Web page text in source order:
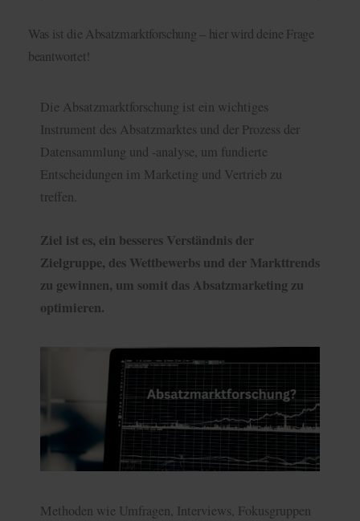
Was ist die Absatzmarktforschung – hier wird deine Frage
beantwortet!
Die Absatzmarktforschung ist ein wichtiges
Instrument des Absatzmarktes und der Prozess der
Datensammlung und -analyse, um fundierte
Entscheidungen im Marketing und Vertrieb zu
treffen.
Ziel ist es, ein besseres Verständnis der
Zielgruppe, des Wettbewerbs und der Markttrends
zu gewinnen, um somit das Absatzmarketing zu
optimieren.
Methoden wie Umfragen, Interviews, Fokusgruppen